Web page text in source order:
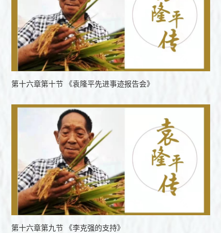
第十六章第十节 《袁隆平先进事迹报告会》
第十六章第九节 《李克强的支持》